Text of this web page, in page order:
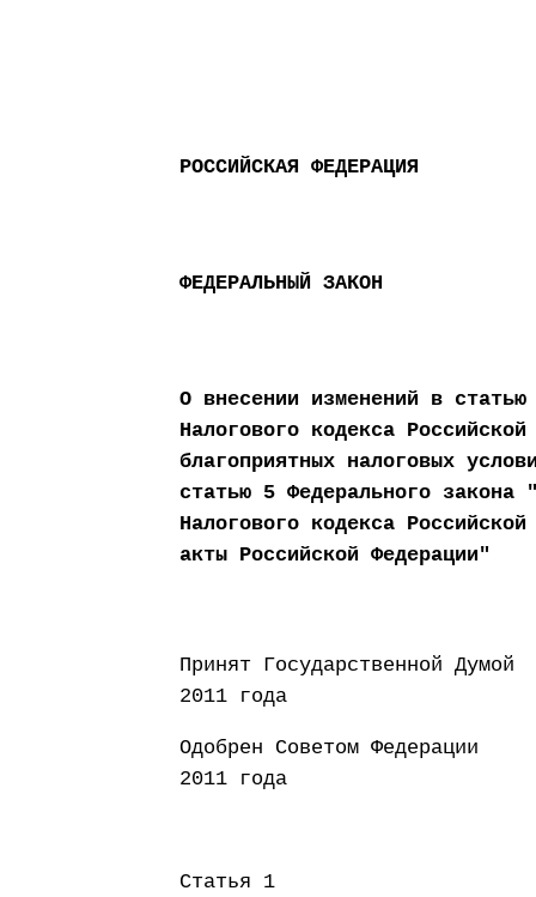
РОССИЙСКАЯ ФЕДЕРАЦИЯ
ФЕДЕРАЛЬНЫЙ ЗАКОН
О внесении изменений в
Налогового кодекса
благоприятных налоговых
статью 5 Федерального закона
Налогового кодекса
акты Российской Федерации"
Принят
2011 года
Одобрен
2011 года
Статья 1